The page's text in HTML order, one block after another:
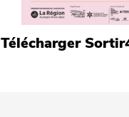
Télécharger